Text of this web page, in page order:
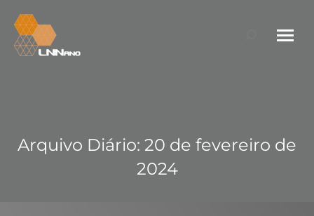
Search:
Arquivo Diário: 20 de fevereiro de
2024